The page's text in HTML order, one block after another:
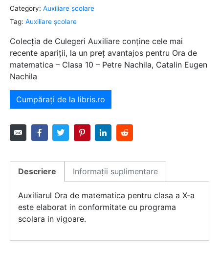
Category: Auxiliare şcolare
Tag: Auxiliare şcolare
Colecția de Culegeri Auxiliare conține cele mai
recente apariții, la un preț avantajos pentru Ora de
matematica – Clasa 10 – Petre Nachila, Catalin Eugen
Nachila
Cumpărați de la libris.ro
Descriere Informații suplimentare
Auxiliarul Ora de matematica pentru clasa a X-a
este elaborat in conformitate cu programa
scolara in vigoare.